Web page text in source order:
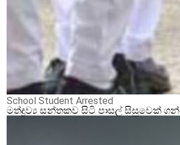
School Student Arrested
මත්ද්‍රව්‍ය සන්තකව සිටි පාසල් සිසුවෙක්